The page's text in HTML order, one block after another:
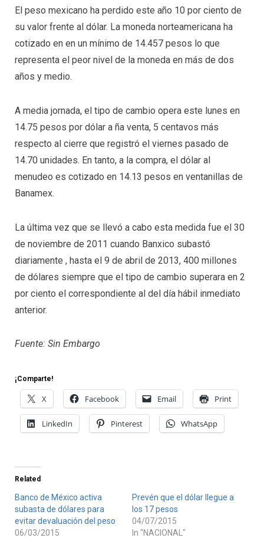
El peso mexicano ha perdido este año 10 por ciento de
su valor frente al dólar. La moneda norteamericana ha
cotizado en en un mínimo de 14.457 pesos lo que
representa el peor nivel de la moneda en más de dos
años y medio.
A media jornada, el tipo de cambio opera este lunes en
14.75 pesos por dólar a ña venta, 5 centavos más
respecto al cierre que registró el viernes pasado de
14.70 unidades. En tanto, a la compra, el dólar al
menudeo es cotizado en 14.13 pesos en ventanillas de
Banamex.
La última vez que se llevó a cabo esta medida fue el 30
de noviembre de 2011 cuando Banxico subastó
diariamente , hasta el 9 de abril de 2013, 400 millones
de dólares siempre que el tipo de cambio superara en 2
por ciento el correspondiente al del día hábil inmediato
anterior.
Fuente: Sin Embargo
¡Comparte!
X Facebook Email Print
LinkedIn Pinterest WhatsApp
Related
Banco de México activa
subasta de dólares para
evitar devaluación del peso
06/03/2015
Prevén que el dólar llegue a
los 17 pesos
04/07/2015
In "NACIONAL"